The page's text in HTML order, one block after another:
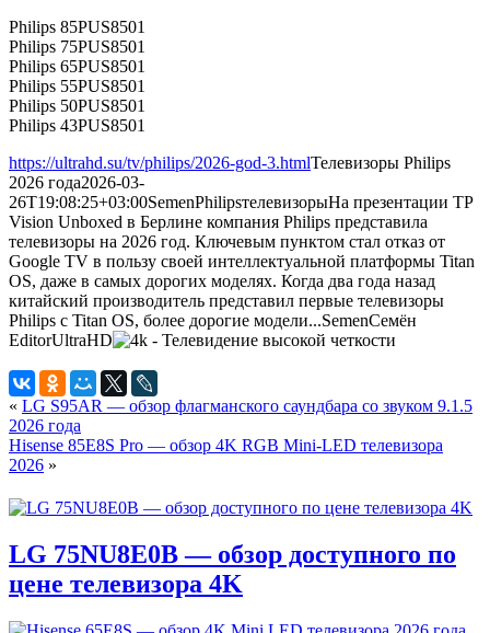
Philips 85PUS8501
Philips 75PUS8501
Philips 65PUS8501
Philips 55PUS8501
Philips 50PUS8501
Philips 43PUS8501
https://ultrahd.su/tv/philips/2026-god-3.htmlТелевизоры Philips
2026 года2026-03-
26T19:08:25+03:00SemenPhilipsтелевизорыНа презентации TP
Vision Unboxed в Берлине компания Philips представила
телевизоры на 2026 год. Ключевым пунктом стал отказ от
Google TV в пользу своей интеллектуальной платформы Titan
OS, даже в самых дорогих моделях. Когда два года назад
китайский производитель представил первые телевизоры
Philips с Titan OS, более дорогие модели...SemenСемён
EditorUltraHD
« LG S95AR — обзор флагманского саундбара со звуком 9.1.5
2026 года
Hisense 85E8S Pro — обзор 4K RGB Mini-LED телевизора
2026 »
LG 75NU8E0B — обзор доступного по
цене телевизора 4K